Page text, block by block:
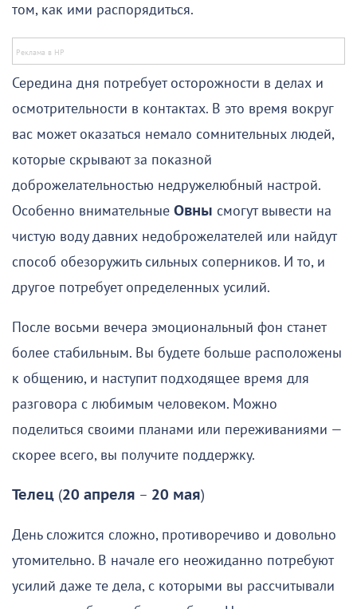
том, как ими распорядиться.
Середина дня потребует осторожности в делах и
осмотрительности в контактах. В это время вокруг
вас может оказаться немало сомнительных людей,
которые скрывают за показной
доброжелательностью недружелюбный настрой.
Особенно внимательные Овны смогут вывести на
чистую воду давних недоброжелателей или найдут
способ обезоружить сильных соперников. И то, и
другое потребует определенных усилий.
После восьми вечера эмоциональный фон станет
более стабильным. Вы будете больше расположены
к общению, и наступит подходящее время для
разговора с любимым человеком. Можно
поделиться своими планами или переживаниями —
скорее всего, вы получите поддержку.
Телец (20 апреля – 20 мая)
День сложится сложно, противоречиво и довольно
утомительно. В начале его неожиданно потребуют
усилий даже те дела, с которыми вы рассчитывали